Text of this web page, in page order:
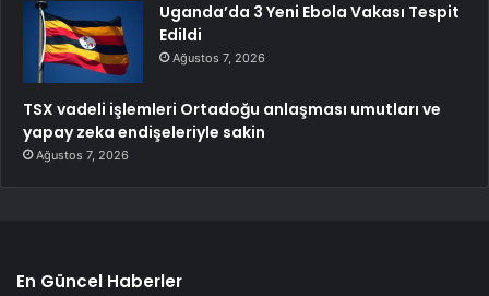
Uganda’da 3 Yeni Ebola Vakası Tespit
Edildi
Ağustos 7, 2026
TSX vadeli işlemleri Ortadoğu anlaşması umutları ve
yapay zeka endişeleriyle sakin
Ağustos 7, 2026
En Güncel Haberler